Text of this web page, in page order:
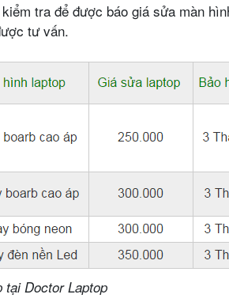
tra để được báo giá sửa màn
tư vấn.
tại Doctor Laptop